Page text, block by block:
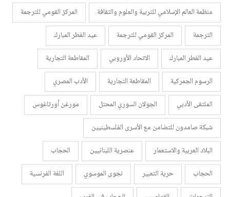
منظمة العالم الإسلامي للتربية والعلوم والثقافة
المركز القومي للترجمة
الترجمة
المركز القومي للترجمة
عيد الفطر المبارك
عيد الفطر المبارك
الاتحاد الأوروبي
المقاطعة التجارية
الرسوم الجمركية
المقاطعة التجارية
الأدب المصري
الملتقى الأدبي
الجولان السوري المحتل
مورغن أورتاغوس
شبكة صامدون للتضامن مع الأسرى الفلسطينيين
البلاد العربية والاستعمار
عنصرية اللبنانيين
الحجاب
الحجاب
حرية التعبير نجوى الموسوي
اللغة الفرنسية